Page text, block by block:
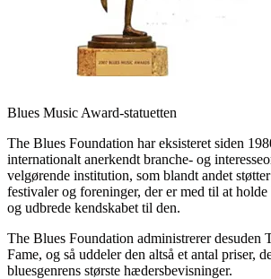
Blues Music Award-statuetten
The Blues Foundation har eksisteret siden
internationalt anerkendt branche- og
velgørende institution, som blandt andet
festivaler og foreninger, der er med til at
og udbrede kendskabet til den.
The Blues Foundation administrerer desuden
Fame, og så uddeler den altså et antal priser,
bluesgenrens største hædersbevisninger.